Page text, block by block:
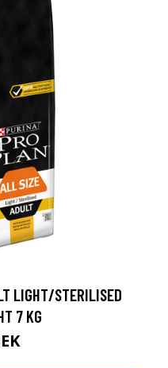
LIGHT/STERILISED
7 KG